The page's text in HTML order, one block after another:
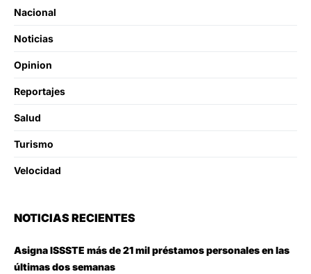
Nacional
Noticias
Opinion
Reportajes
Salud
Turismo
Velocidad
NOTICIAS RECIENTES
Asigna ISSSTE más de 21 mil préstamos personales en las
últimas dos semanas